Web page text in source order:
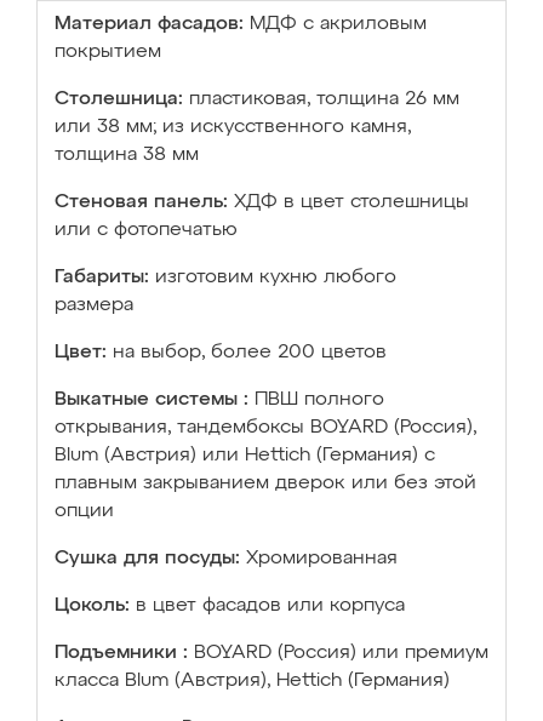
Материал фасадов: МДФ с акриловым
покрытием
Столешница: пластиковая, толщина 26 мм
или 38 мм; из искусственного камня,
толщина 38 мм
Стеновая панель: ХДФ в цвет столешницы
или с фотопечатью
Габариты: изготовим кухню любого
размера
Цвет: на выбор, более 200 цветов
Выкатные системы :
ПВШ полного
открывания, тандембоксы BOYARD (Россия),
Blum (Австрия) или Hettich (Германия) с
плавным закрыванием дверок или без этой
опции
Сушка для посуды: Хромированная
Цоколь: в цвет фасадов или корпуса
Подъемники : BOYARD (Россия) или премиум
класса Blum (Австрия), Hettich (Германия)